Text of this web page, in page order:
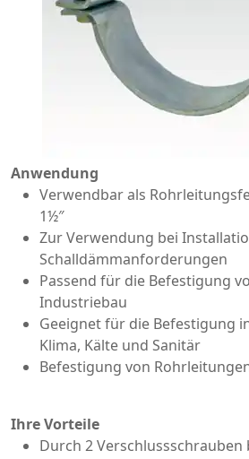
Anwendung
Verwendbar als
1½″
Zur Verwendung bei
Schalldämmanforderungen
Passend für die Befestigung
Industriebau
Geeignet für die Befestigung
Klima, Kälte und Sanitär
Befestigung von
Ihre Vorteile
Durch 2 Verschlussschrauben